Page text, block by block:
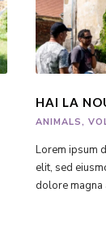
HAI LA
ANIMALS,
Lorem ipsum
elit, sed
dolore magna